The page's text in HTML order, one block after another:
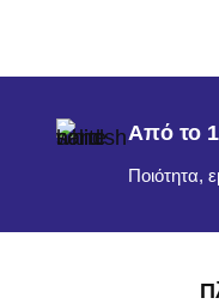
Από το
Ποιότητα,